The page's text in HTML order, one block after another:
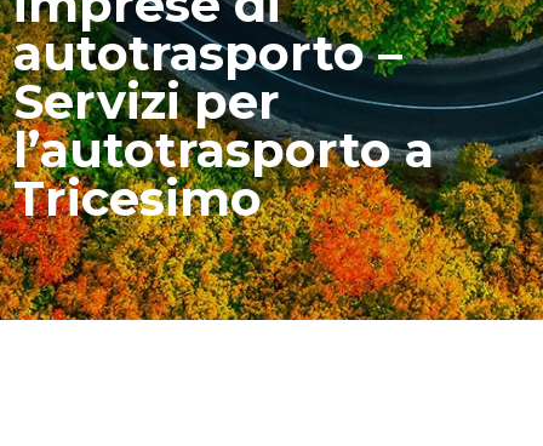
autotrasporto –
Servizi per
l’autotrasporto a
Tricesimo